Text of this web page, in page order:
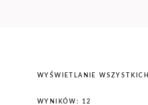
WYŚWIETLANIE WSZYSTKICH
WYNIKÓW: 12